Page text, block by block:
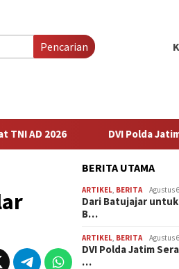
Pencarian
DVI Polda Jatim Serahkan Jenazah
BERITA UTAMA
ARTIKEL, BERITA Agustus
Dari Batujajar
B…
ARTIKEL, BERITA Agustus
DVI Polda Jatim
…